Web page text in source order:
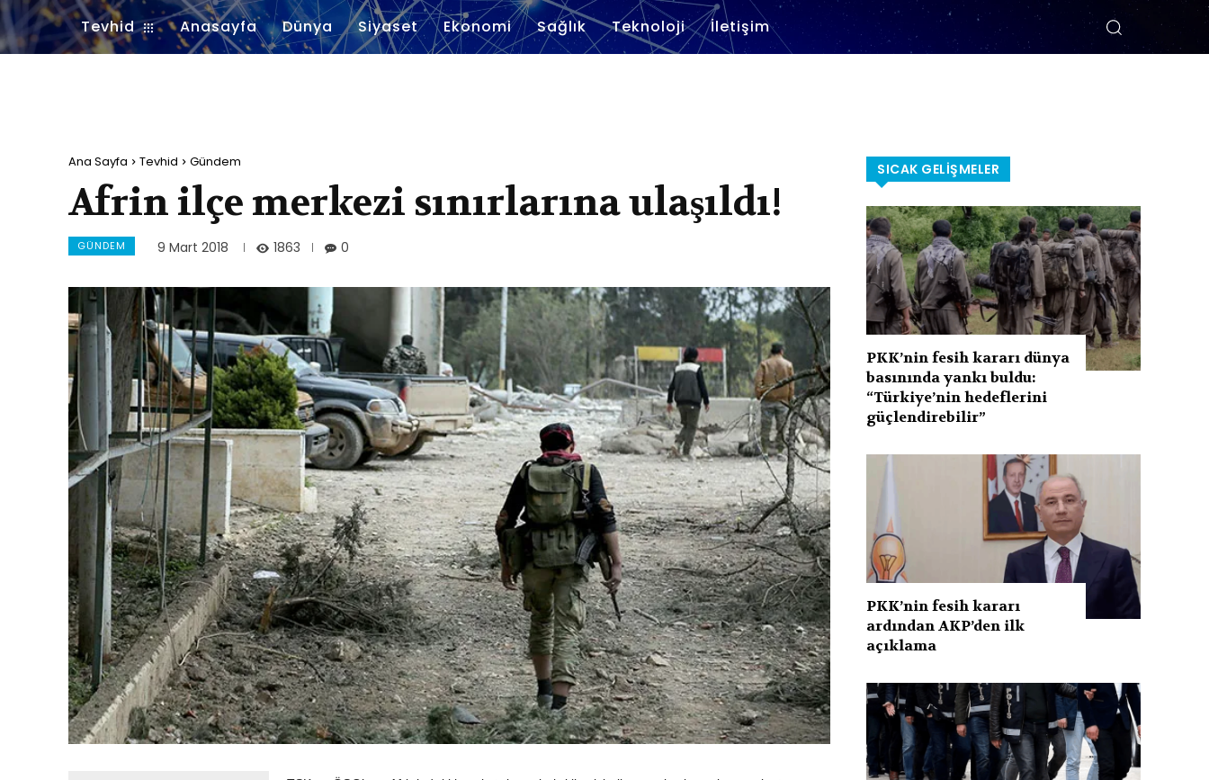
Tevhid Anasayfa Dünya Siyaset Ekonomi Sağlık Teknoloji İletişim
Ana Sayfa Tevhid Gündem
Afrin ilçe merkezi sınırlarına ulaşıldı!
GÜNDEM 9 Mart 2018 1863 0
SICAK GELIŞMELER
PKK’nin fesih kararı dünya
basınında yankı buldu:
“Türkiye’nin hedeflerini
güçlendirebilir”
PKK’nin fesih kararı
ardından AKP’den ilk
açıklama